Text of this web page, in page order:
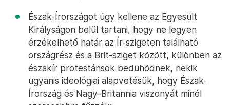
Észak-Írországot úgy kellene az Egyesült
Királyságon belül tartani, hogy ne legyen
érzékelhető határ az Ír-szigeten található
országrész és a Brit-sziget között, különben az
északír protestánsok bedühödnek, nekik
ugyanis ideológiai alapvetésük, hogy Észak-
Írország és Nagy-Britannia viszonyát minél